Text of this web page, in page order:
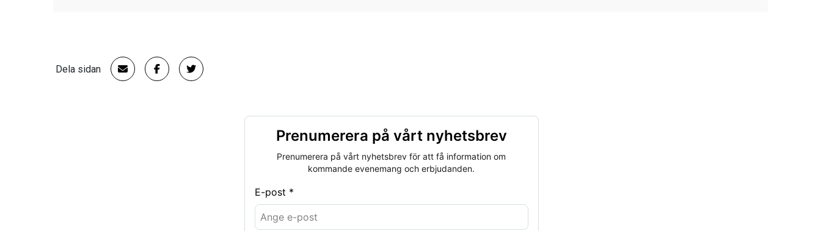
Dela sidan
Prenumerera på vårt nyhetsbrev
Prenumerera på vårt nyhetsbrev för att få information om
kommande evenemang och erbjudanden.
E-post *